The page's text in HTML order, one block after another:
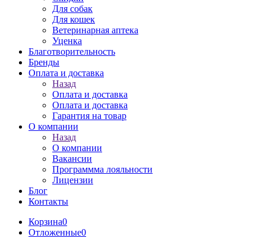
Для собак
Для кошек
Ветеринарная аптека
Уценка
Благотворительность
Бренды
Оплата и доставка
Назад
Оплата и доставка
Оплата и доставка
Гарантия на товар
О компании
Назад
О компании
Вакансии
Программма лояльности
Лицензии
Блог
Контакты
Корзина0
Отложенные0